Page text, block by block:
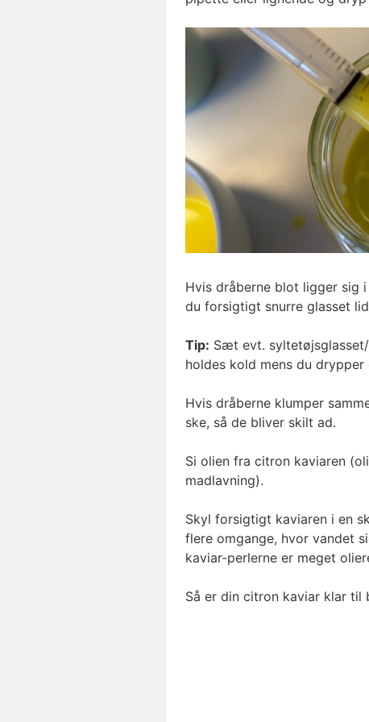
Hvis dråberne blot ligger sig
du forsigtigt snurre glasset
Tip: Sæt evt.
holdes kold mens du drypper
Hvis dråberne klumper
ske, så de bliver skilt ad.
Si olien fra citron kaviaren
madlavning).
Skyl forsigtigt kaviaren i en
flere omgange, hvor vandet
kaviar-perlerne er meget
Så er din citron kaviar klar til